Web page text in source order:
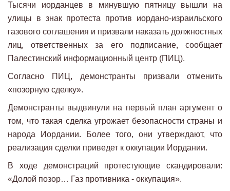
Тысячи иорданцев в минувшую пятницу вышли на
улицы в знак протеста против иордано-израильского
газового соглашения и призвали наказать должностных
лиц, ответственных за его подписание, сообщает
Палестинский информационный центр (ПИЦ).
Согласно ПИЦ, демонстранты призвали отменить
«позорную сделку».
Демонстранты выдвинули на первый план аргумент о
том, что такая сделка угрожает безопасности страны и
народа Иордании. Более того, они утверждают, что
реализация сделки приведет к оккупации Иордании.
В ходе демонстраций протестующие скандировали:
«Долой позор… Газ противника - оккупация».